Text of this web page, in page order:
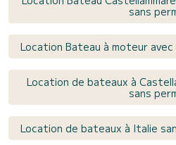
sans
Location Bateau à moteur avec
Location de bateaux à
sans
Location de bateaux à Italie